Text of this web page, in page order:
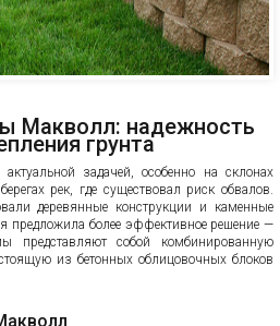
Макволл: надежность
грунта
задачей, особенно на склонах
рек, где существовал риск обвалов.
деревянные конструкции и каменные
предложила более эффективное решение —
представляют собой комбинированную
из бетонных облицовочных блоков